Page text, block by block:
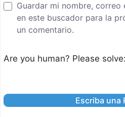
Guardar mi nombre,
en este buscador para la
un comentario.
Are you human? Please solve: